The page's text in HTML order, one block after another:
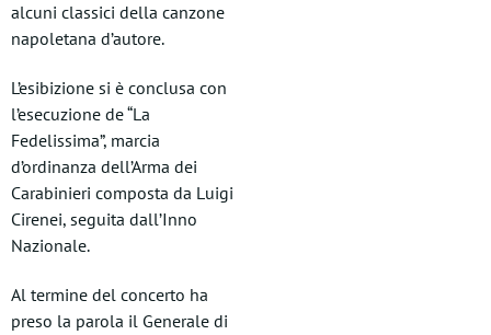
alcuni classici della canzone
napoletana d’autore.
L’esibizione si è conclusa con
l’esecuzione de “La
Fedelissima”, marcia
d’ordinanza dell’Arma dei
Carabinieri composta da Luigi
Cirenei, seguita dall’Inno
Nazionale.
Al termine del concerto ha
preso la parola il Generale di